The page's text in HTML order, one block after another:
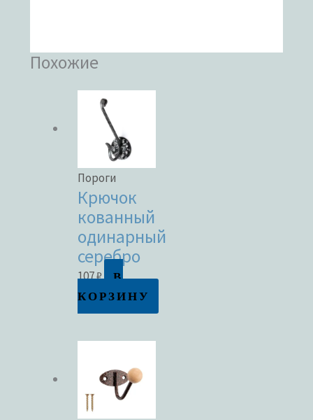
Похожие
Пороги
Крючок
кованный
одинарный
серебро
107₽
В
КОРЗИНУ